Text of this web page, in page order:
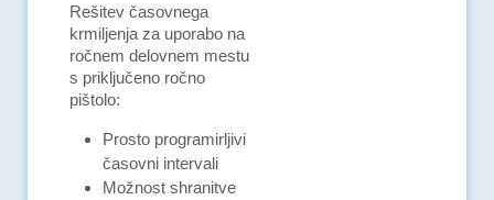
Rešitev časovnega
krmiljenja za uporabo na
ročnem delovnem mestu
s priključeno ročno
pištolo:
Prosto programirljivi
časovni intervali
Možnost shranitve